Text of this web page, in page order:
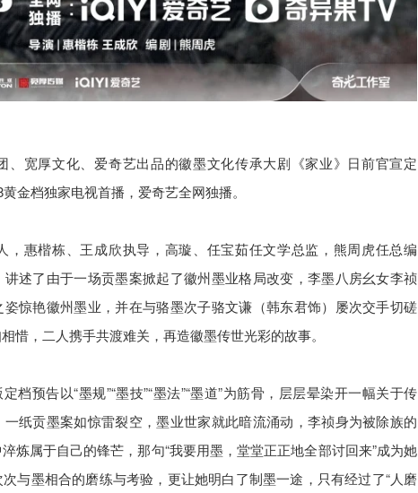
、宽厚文化、爱奇艺出品的徽墨文化传承大剧《家业》日前官宣定
金档独家电视首播，爱奇艺全网独播。
，惠楷栋、王成欣执导，高璇、任宝茹任文学总监，熊周虎任总编
述了由于一场贡墨案掀起了徽州墨业格局改变，李墨八房幺女李祯
姿惊艳徽州墨业，并在与骆墨次子骆文谦（韩东君饰）屡次交手切磋
惜，二人携手共渡难关，再造徽墨传世光彩的故事。
档预告以“墨规”“墨技”“墨法”“墨道”为筋骨，层层晕染开一幅关于传
纸贡墨案如惊雷裂空，墨业世家就此暗流涌动，李祯身为被除族的
炼属于自己的锋芒，那句“我要用墨，堂堂正正地全部讨回来”成为她
与墨相合的磨练与考验，更让她明白了制墨一途，只有经过了“人磨